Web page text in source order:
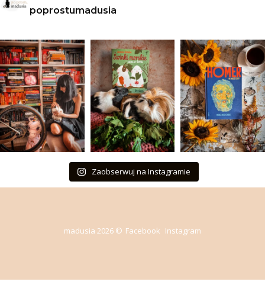
poprostumadusia
Zaobserwuj na Instagramie
madusia 2026 © Facebook Instagram